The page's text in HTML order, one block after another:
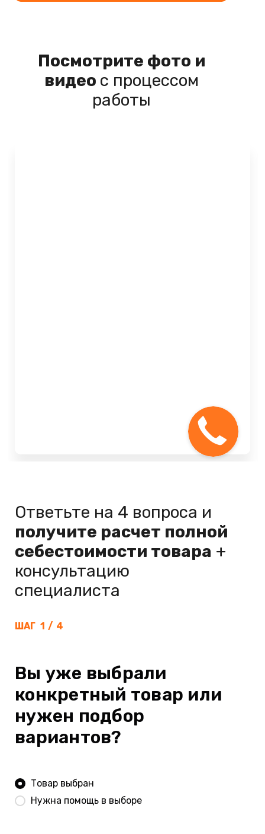
Посмотрите фото и
видео с процессом
работы
Ответьте на 4 вопроса и
получите расчет полной
себестоимости товара +
консультацию
специалиста
ШАГ 1 / 4
Вы уже выбрали
конкретный товар или
нужен подбор
вариантов?
Товар выбран
Нужна помощь в выборе